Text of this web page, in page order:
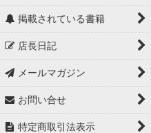
掲載されている書籍
店長日記
メールマガジン
お問い合せ
特定商取引法表示